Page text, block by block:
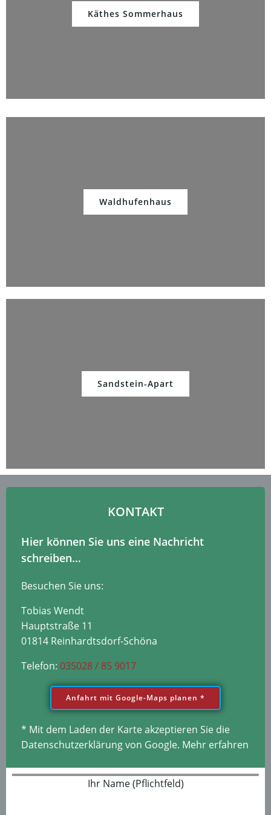
Käthes Sommerhaus
Waldhufenhaus
Sandstein-Apart
KONTAKT
Hier können Sie uns eine Nachricht
schreiben…
Besuchen Sie uns:
Tobias Wendt
Hauptstraße 11
01814 Reinhardtsdorf-Schöna
Telefon: 035028 / 85 9017
Anfahrt mit Google-Maps planen *
* Mit dem Laden der Karte akzeptieren Sie die
Datenschutzerklärung von Google. Mehr erfahren
Ihr Name (Pflichtfeld)